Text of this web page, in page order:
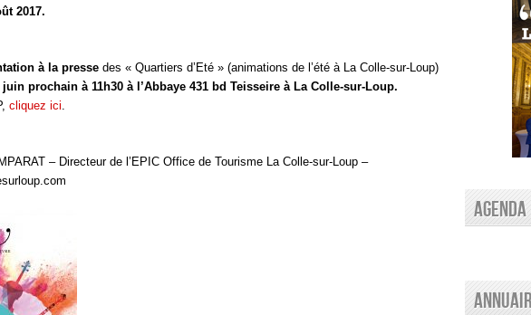
2017.
à la presse des « Quartiers d’Eté » (animations de l’été à La Colle-sur-Loup)
juin prochain à 11h30 à l’Abbaye 431 bd Teisseire à La Colle-sur-Loup.
cliquez ici.
– Directeur de l’EPIC Office de Tourisme La Colle-sur-Loup –
AGENDA